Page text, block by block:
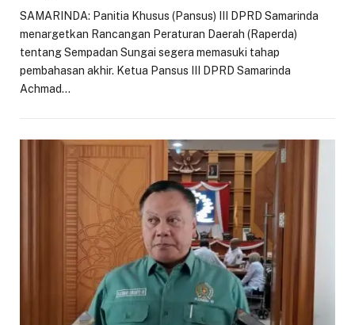
SAMARINDA: Panitia Khusus (Pansus) III DPRD Samarinda
menargetkan Rancangan Peraturan Daerah (Raperda)
tentang Sempadan Sungai segera memasuki tahap
pembahasan akhir. Ketua Pansus III DPRD Samarinda
Achmad…